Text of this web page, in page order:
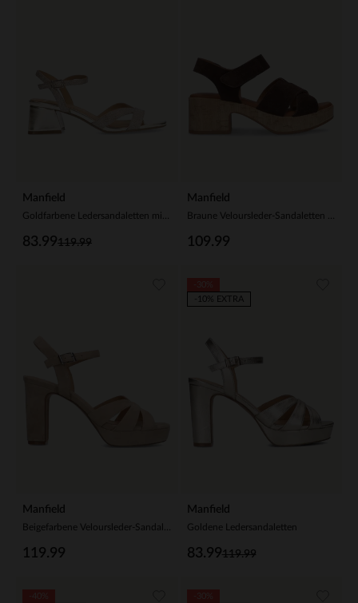
Manfield
119.99
83.99
Manfield
109.99
Manfield
119.99
Manfield
Goldene Ledersandaletten
119.99
83.99
-10% EXTRA